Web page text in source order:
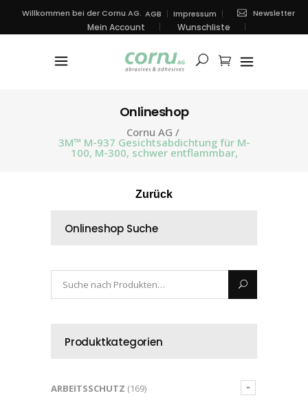
Willkommen bei der Cornu AG. AGB Impressum Newsletter
Mein Account Wunschliste
Onlineshop
Cornu AG /
3M™ M-937 Gesichtsabdichtung für M-
100, M-300, schwer entflammbar,
Zurück
Onlineshop Suche
Produktkategorien
ARBEITSSCHUTZ (169)